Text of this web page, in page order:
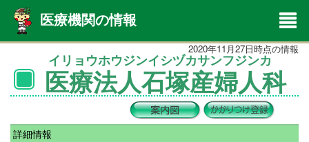
医療機関の情報
2020年11月27日時点の情報
イリョウホウジンイシヅカサンフジンカ
医療法人石塚産婦人科
詳細情報